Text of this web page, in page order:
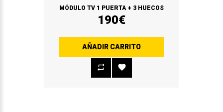
MÓDULO TV 1 PUERTA + 3 HUECOS
190€
AÑADIR CARRITO